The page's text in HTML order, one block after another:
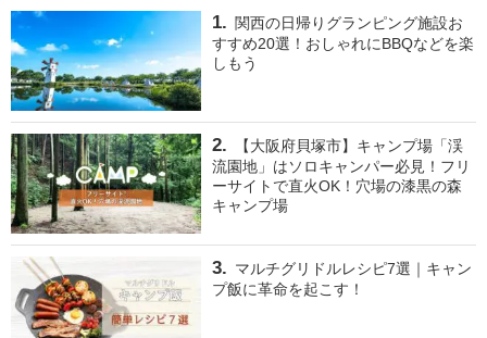
関西の日帰りグランピング施設お
すすめ20選！おしゃれにBBQなどを楽
しもう
【大阪府貝塚市】キャンプ場「渓
流園地」はソロキャンパー必見！フリ
ーサイトで直火OK！穴場の漆黒の森
キャンプ場
マルチグリドルレシピ7選｜キャン
プ飯に革命を起こす！